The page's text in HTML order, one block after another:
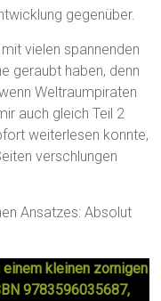
gegenüber.
vielen spannenden
geraubt haben, denn
Weltraumpiraten
auch gleich Teil 2
weiterlesen konnte,
verschlungen
Ansatzes: Absolut
einem kleinen zornigen
9783596035687,